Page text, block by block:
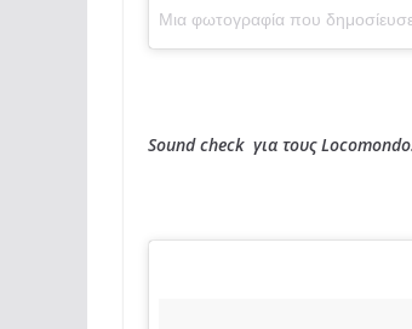
Μια φωτογραφία που
Sound check για τους